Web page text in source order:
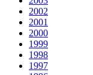
2002
2001
2000
1999
1998
1997